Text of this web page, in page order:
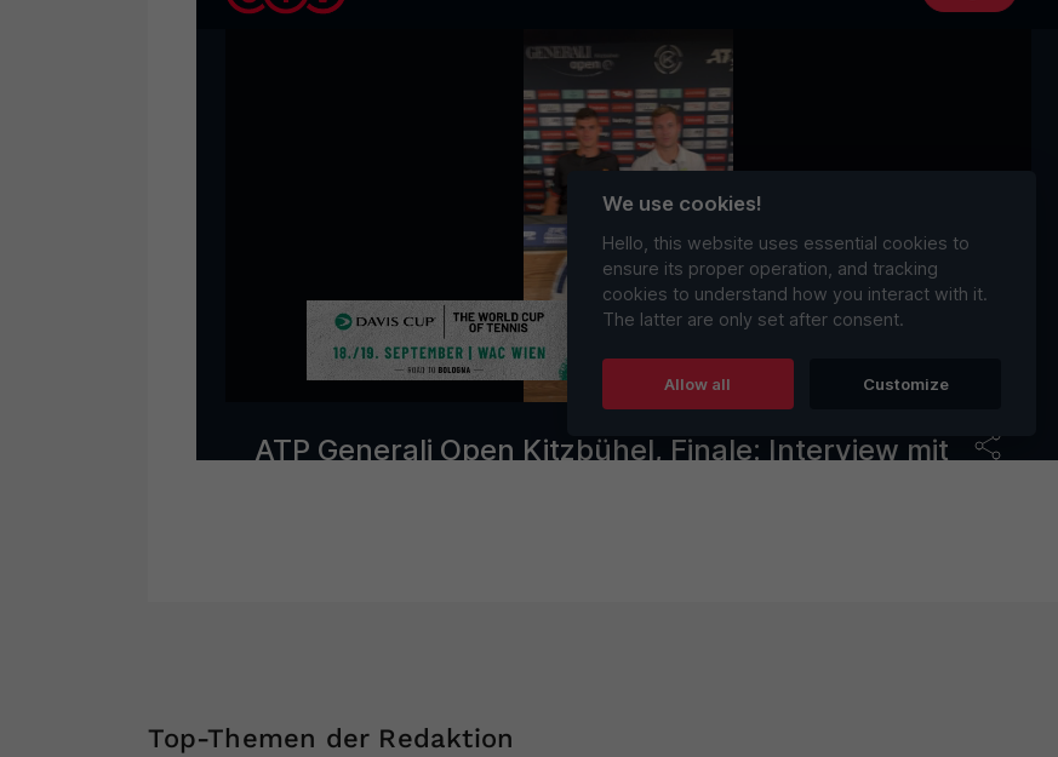
Top-Themen der Redaktion